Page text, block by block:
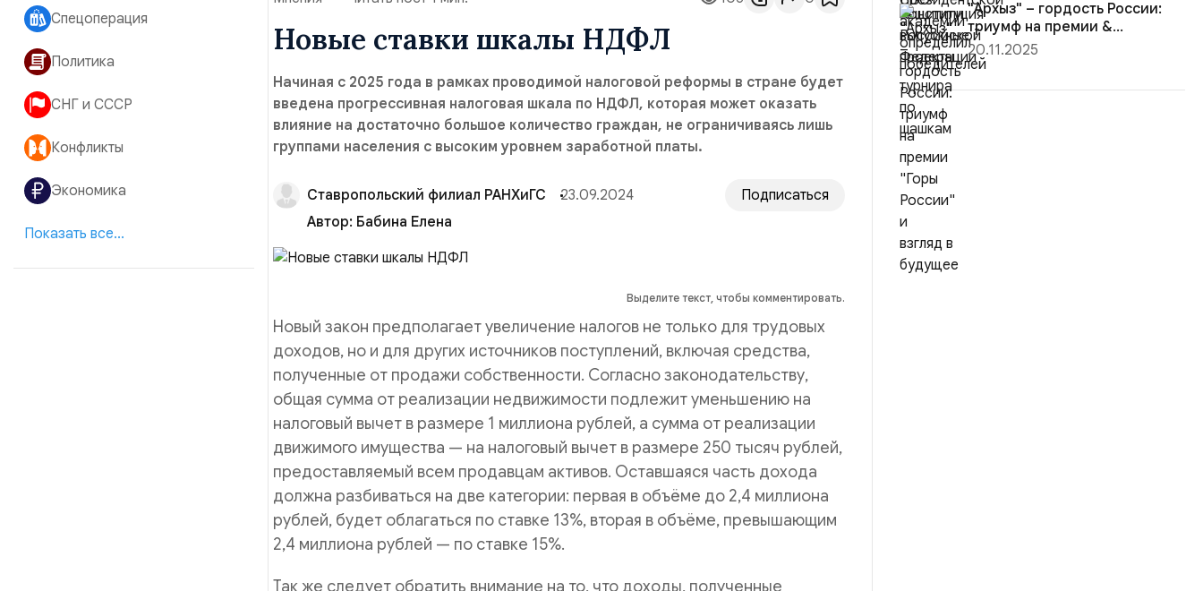
Спецоперация
Политика
СНГ и СССР
Конфликты
Экономика
Показать все...
Новые ставки шкалы НДФЛ
Начиная с 2025 года в рамках проводимой налоговой реформы в стране будет
введена прогрессивная налоговая шкала по НДФЛ, которая может оказать
влияние на достаточно большое количество граждан, не ограничиваясь лишь
группами населения с высоким уровнем заработной платы.
Ставропольский филиал РАНХиГС 23.09.2024
Подписаться
Автор: Бабина Елена
Выделите текст, чтобы комментировать.
Новый закон предполагает увеличение налогов не только для трудовых
доходов, но и для других источников поступлений, включая средства,
полученные от продажи собственности. Согласно законодательству,
общая сумма от реализации недвижимости подлежит уменьшению на
налоговый вычет в размере 1 миллиона рублей, а сумма от реализации
движимого имущества — на налоговый вычет в размере 250 тысяч рублей,
предоставляемый всем продавцам активов. Оставшаяся часть дохода
должна разбиваться на две категории: первая в объёме до 2,4 миллиона
рублей, будет облагаться по ставке 13%, вторая в объёме, превышающим
2,4 миллиона рублей — по ставке 15%.
Так же следует обратить внимание на то, что доходы, полученные
"Архыз" – гордость России:
триумф на премии &...
20.11.2025